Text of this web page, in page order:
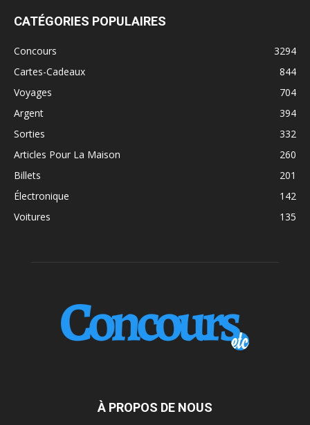
CATÉGORIES POPULAIRES
Concours
3294
Cartes-Cadeaux
844
Voyages
704
Argent
394
Sorties
332
Articles Pour La Maison
260
Billets
201
Électronique
142
Voitures
135
À PROPOS DE NOUS